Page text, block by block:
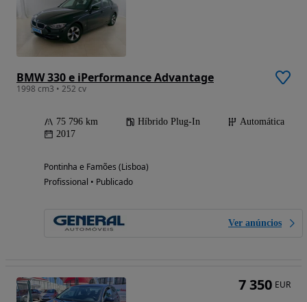
BMW 330 e iPerformance Advantage
1998 cm3 • 252 cv
75 796 km Híbrido Plug-In
Automática
2017
Pontinha e Famões (Lisboa)
Profissional • Publicado
Ver anúncios
7 350 EUR